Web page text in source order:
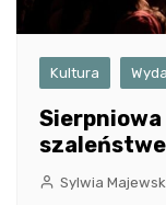
Kultura
Sylwia